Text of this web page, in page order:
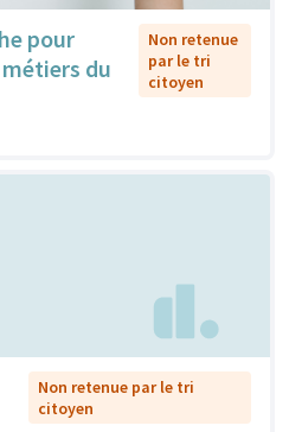
pour
du
Non retenue
par le tri
citoyen
Non retenue par le tri
citoyen